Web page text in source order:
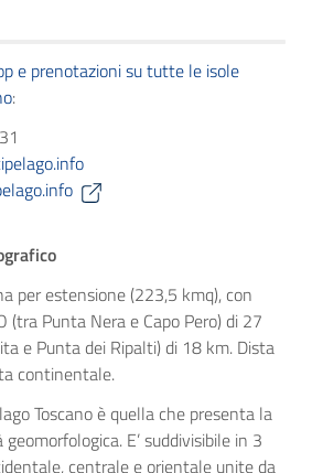
e prenotazioni su tutte le isole
:
per estensione (223,5 kmq), con
(tra Punta Nera e Capo Pero) di 27
e Punta dei Ripalti) di 18 km. Dista
continentale.
Toscano è quella che presenta la
E’ suddivisibile in 3
centrale e orientale unite da